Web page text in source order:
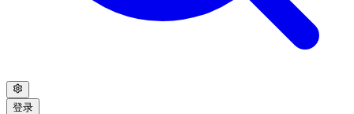
登录